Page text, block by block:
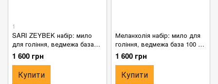
1
SARI ZEYBEK набір: мило
для гоління, ведмежа база
100 г та лосьйон 100 мл
1 600 грн
Купити
Меланхолія набір: мило для
гоління, ведмежа база 100 г
та лосьйон 100 мл
1 600 грн
Купити